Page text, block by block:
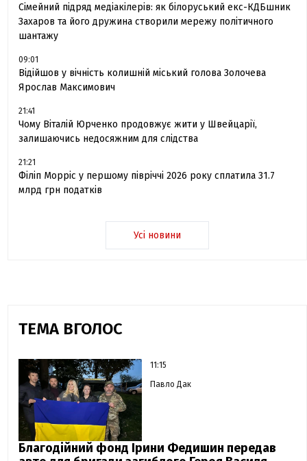
Сімейний підряд медіакілерів: як білоруський екс-КДБшник
Захаров та його дружина створили мережу політичного
шантажу
09:01
Відійшов у вічність колишній міський голова Золочева
Ярослав Максимович
21:41
Чому Віталій Юрченко продовжує жити у Швейцарії,
залишаючись недосяжним для слідства
21:21
Філіп Морріс у першому півріччі 2026 року сплатила 31.7
млрд грн податків
Усі новини
ТЕМА ВГОЛОС
11:15
Павло Дак
Благодійний фонд Ірини Федишин передав